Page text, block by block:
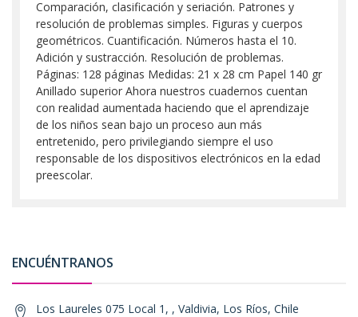
Comparación, clasificación y seriación. Patrones y
resolución de problemas simples. Figuras y cuerpos
geométricos. Cuantificación. Números hasta el 10.
Adición y sustracción. Resolución de problemas.
Páginas: 128 páginas Medidas: 21 x 28 cm Papel 140 gr
Anillado superior Ahora nuestros cuadernos cuentan
con realidad aumentada haciendo que el aprendizaje
de los niños sean bajo un proceso aun más
entretenido, pero privilegiando siempre el uso
responsable de los dispositivos electrónicos en la edad
preescolar.
ENCUÉNTRANOS
Los Laureles 075 Local 1, , Valdivia, Los Ríos, Chile